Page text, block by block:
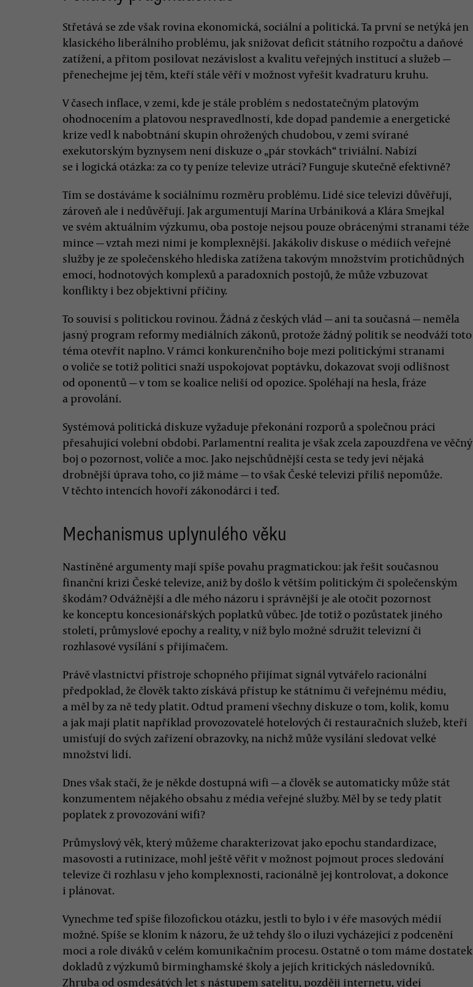
Střetává se zde však rovina ekonomická, sociální a politická. Ta první se netýká jen
klasického liberálního problému, jak snižovat deficit státního rozpočtu a daňové
zatížení, a přitom posilovat nezávislost a kvalitu veřejných institucí a služeb —
přenechejme jej těm, kteří stále věří v možnost vyřešit kvadraturu kruhu.
V časech inflace, v zemi, kde je stále problém s nedostatečným platovým
ohodnocením a platovou nespravedlností, kde dopad pandemie a energetické
krize vedl k nabobtnání skupin ohrožených chudobou, v zemi svírané
exekutorským byznysem není diskuze o „pár stovkách“ triviální. Nabízí
se i logická otázka: za co ty peníze televize utrácí? Funguje skutečně efektivně?
Tím se dostáváme k sociálnímu rozměru problému. Lidé sice televizi důvěřují,
zároveň ale i nedůvěřují. Jak argumentují Marína Urbániková a Klára Smejkal
ve svém aktuálním výzkumu, oba postoje nejsou pouze obrácenými stranami téže
mince — vztah mezi nimi je komplexnější. Jakákoliv diskuse o médiích veřejné
služby je ze společenského hlediska zatížena takovým množstvím protichůdných
emocí, hodnotových komplexů a paradoxních postojů, že může vzbuzovat
konflikty i bez objektivní příčiny.
To souvisí s politickou rovinou. Žádná z českých vlád — ani ta současná — neměla
jasný program reformy mediálních zákonů, protože žádný politik se neodváží toto
téma otevřít naplno. V rámci konkurenčního boje mezi politickými stranami
o voliče se totiž politici snaží uspokojovat poptávku, dokazovat svoji odlišnost
od oponentů — v tom se koalice neliší od opozice. Spoléhají na hesla, fráze
a provolání.
Systémová politická diskuze vyžaduje překonání rozporů a společnou práci
přesahující volební období. Parlamentní realita je však zcela zapouzdřena ve věčný
boj o pozornost, voliče a moc. Jako nejschůdnější cesta se tedy jeví nějaká
drobnější úprava toho, co již máme — to však České televizi příliš nepomůže.
V těchto intencích hovoří zákonodárci i teď.
Mechanismus uplynulého věku
Nastíněné argumenty mají spíše povahu pragmatickou: jak řešit současnou
finanční krizi České televize, aniž by došlo k větším politickým či společenským
škodám? Odvážnější a dle mého názoru i správnější je ale otočit pozornost
ke konceptu koncesionářských poplatků vůbec. Jde totiž o pozůstatek jiného
století, průmyslové epochy a reality, v níž bylo možné sdružit televizní či
rozhlasové vysílání s přijímačem.
Právě vlastnictví přístroje schopného přijímat signál vytvářelo racionální
předpoklad, že člověk takto získává přístup ke státnímu či veřejnému médiu,
a měl by za ně tedy platit. Odtud pramení všechny diskuze o tom, kolik, komu
a jak mají platit například provozovatelé hotelových či restauračních služeb, kteří
umisťují do svých zařízení obrazovky, na nichž může vysílání sledovat velké
množství lidí.
Dnes však stačí, že je někde dostupná wifi — a člověk se automaticky může stát
konzumentem nějakého obsahu z média veřejné služby. Měl by se tedy platit
poplatek z provozování wifi?
Průmyslový věk, který můžeme charakterizovat jako epochu standardizace,
masovosti a rutinizace, mohl ještě věřit v možnost pojmout proces sledování
televize či rozhlasu v jeho komplexnosti, racionálně jej kontrolovat, a dokonce
i plánovat.
Vynechme teď spíše filozofickou otázku, jestli to bylo i v éře masových médií
možné. Spíše se kloním k názoru, že už tehdy šlo o iluzi vycházející z podcenění
moci a role diváků v celém komunikačním procesu. Ostatně o tom máme dostatek
dokladů z výzkumů birminghamské školy a jejích kritických následovníků.
Zhruba od osmdesátých let s nástupem satelitu, později internetu, videí